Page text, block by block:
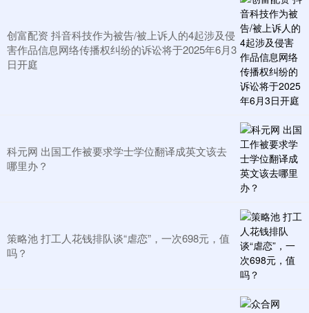
创富配资 抖音科技作为被告/被上诉人的4起涉及侵
害作品信息网络传播权纠纷的诉讼将于2025年6月3
日开庭
科元网 出国工作被要求学士学位翻译成英文该去
哪里办？
策略池 打工人花钱排队谈“虐恋”，一次698元，值
吗？